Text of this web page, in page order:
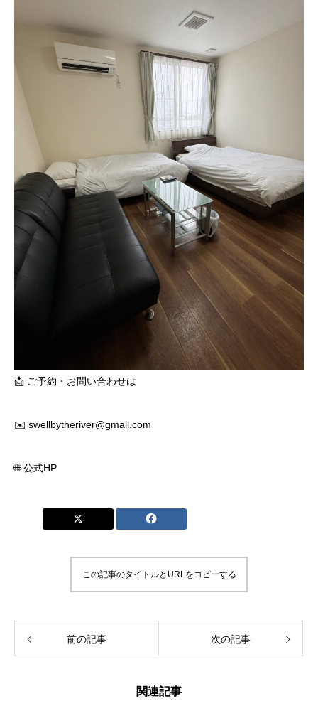
📩 ご予約・お問い合わせは
✉️ swellbytheriver@gmail.com
🌐公式HP
この記事のタイトルとURLをコピーする
前の記事 次の記事
関連記事